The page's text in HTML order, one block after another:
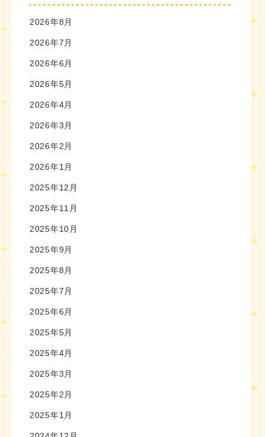
2026年8月
2026年7月
2026年6月
2026年5月
2026年4月
2026年3月
2026年2月
2026年1月
2025年12月
2025年11月
2025年10月
2025年9月
2025年8月
2025年7月
2025年6月
2025年5月
2025年4月
2025年3月
2025年2月
2025年1月